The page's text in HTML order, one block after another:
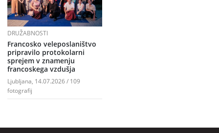
DRUŽABNOSTI
Francosko veleposlaništvo
pripravilo protokolarni
sprejem v znamenju
francoskega vzdušja
Ljubljana, 14.07.2026 / 109
fotografij